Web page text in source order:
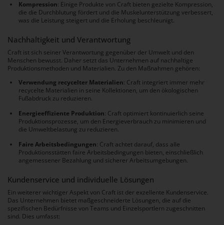
Kompression: Einige Produkte von Craft bieten gezielte Kompression,
die die Durchblutung fördert und die Muskelunterstützung verbessert,
was die Leistung steigert und die Erholung beschleunigt.
Nachhaltigkeit und Verantwortung
Craft ist sich seiner Verantwortung gegenüber der Umwelt und den
Menschen bewusst. Daher setzt das Unternehmen auf nachhaltige
Produktionsmethoden und Materialien. Zu den Maßnahmen gehören:
Verwendung recycelter Materialien: Craft integriert immer mehr
recycelte Materialien in seine Kollektionen, um den ökologischen
Fußabdruck zu reduzieren.
Energieeffiziente Produktion: Craft optimiert kontinuierlich seine
Produktionsprozesse, um den Energieverbrauch zu minimieren und
die Umweltbelastung zu reduzieren.
Faire Arbeitsbedingungen: Craft achtet darauf, dass alle
Produktionsstätten faire Arbeitsbedingungen bieten, einschließlich
angemessener Bezahlung und sicherer Arbeitsumgebungen.
Kundenservice und individuelle Lösungen
Ein weiterer wichtiger Aspekt von Craft ist der exzellente Kundenservice.
Das Unternehmen bietet maßgeschneiderte Lösungen, die auf die
spezifischen Bedürfnisse von Teams und Einzelsportlern zugeschnitten
sind. Dies umfasst: